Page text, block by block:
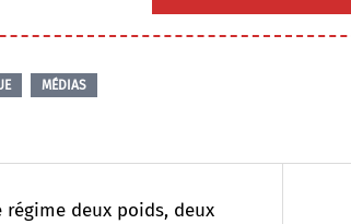
MÉDIAS
régime deux poids, deux